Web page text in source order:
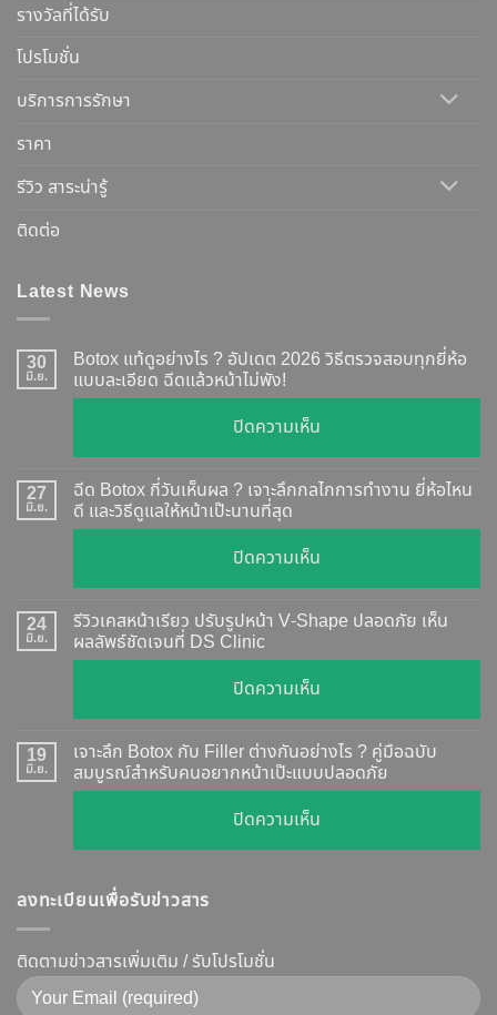
รางวัลที่ได้รับ
โปรโมชั่น
บริการการรักษา
ราคา
รีวิว สาระน่ารู้
ติดต่อ
Latest News
30
มิ.ย.
Botox แท้ดูอย่างไร ? อัปเดต 2026 วิธีตรวจสอบทุกยี่ห้อ
แบบละเอียด ฉีดแล้วหน้าไม่พัง!
ปิดความเห็น
Botox
แท้
อย่างไร
อัปเดต
2026
ยี่ห้อ
แบบ
27
มิ.ย.
ฉีด Botox กี่วันเห็นผล ? เจาะลึกกลไกการทำงาน ยี่ห้อไหน
ดี และวิธีดูแลให้หน้าเป๊ะนานที่สุด
ปิดความเห็น
ฉีด
Botox
วัน
ผล
?
เจาะ
ดี
24
มิ.ย.
รีวิวเคสหน้าเรียว ปรับรูปหน้า V-Shape ปลอดภัย เห็น
ผลลัพธ์ชัดเจนที่ DS Clinic
ปิดความเห็น
รีวิว
เคส
หน้า
เรียว
รูป
19
มิ.ย.
เจาะลึก Botox กับ Filler ต่างกันอย่างไร ? คู่มือฉบับ
สมบูรณ์สำหรับคนอยากหน้าเป๊ะแบบปลอดภัย
ปิดความเห็น
เจาะ
ต่าง
ลงทะเบียนเพื่อรับข่าวสาร
ติดตามข่าวสารเพิ่มเติม / รับโปรโมชั่น